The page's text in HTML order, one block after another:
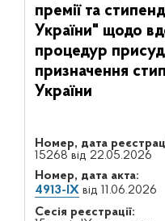
премії та
України" щодо
процедур
призначення
України
Номер, дата
15268 від 22.05.2026
Номер, дата акта:
4913-IXвід 11.06.2026
Сесія реєстрації: